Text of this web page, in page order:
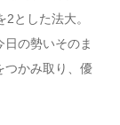
とした法大。
の勢いそのま
つかみ取り、優